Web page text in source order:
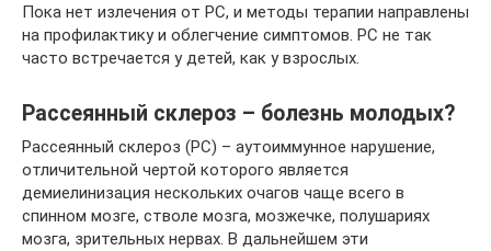
Пока нет излечения от РС, и методы терапии направлены
на профилактику и облегчение симптомов. РС не так
часто встречается у детей, как у взрослых.
Рассеянный склероз – болезнь молодых?
Рассеянный склероз (РС) – аутоиммунное нарушение,
отличительной чертой которого является
демиелинизация нескольких очагов чаще всего в
спинном мозге, стволе мозга, мозжечке, полушариях
мозга, зрительных нервах. В дальнейшем эти